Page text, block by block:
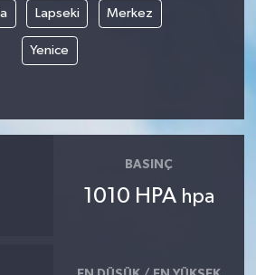
Lapseki Merkez
Yenice
BASINÇ
1010 HPA hpa